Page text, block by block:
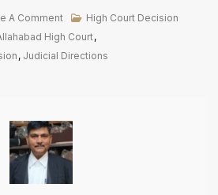
A CommentOn
‘Executive
Directives
रद्द
नहीं
सकते
High Court Decision
High Court,
, Judicial Directions